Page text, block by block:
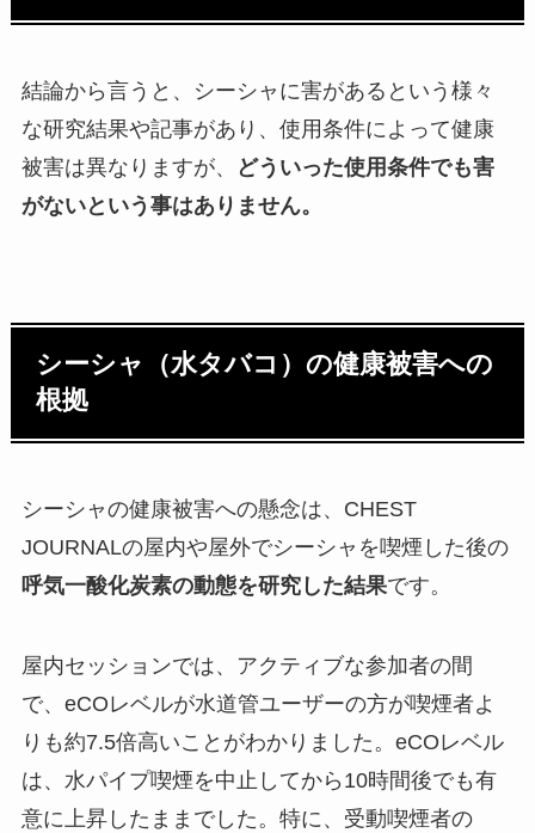
結論から言うと、シーシャに害があるという様々
な研究結果や記事があり、使用条件によって健康
被害は異なりますが、
どういった使用条件でも害
がないという事はありません。
シーシャ（水タバコ）の健康被害への
根拠
シーシャの健康被害への懸念は、CHEST
JOURNALの屋内や屋外でシーシャを喫煙した後の
呼気一酸化炭素の動態を研究した結果です。
屋内セッションでは、アクティブな参加者の間
で、eCOレベルが水道管ユーザーの方が喫煙者よ
りも約7.5倍高いことがわかりました。eCOレベル
は、水パイプ喫煙を中止してから10時間後でも有
意に上昇したままでした。特に、受動喫煙者の